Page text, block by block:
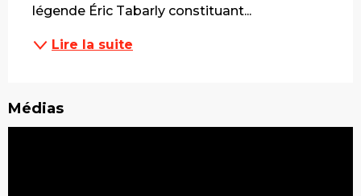
légende Éric Tabarly constituant...
Lire la suite
Médias